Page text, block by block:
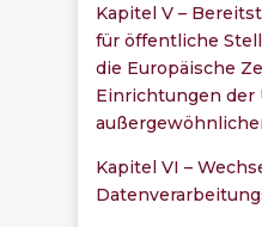
Kapitel V –
für öffentliche
die Europäische
Einrichtungen der
Kapitel VI –